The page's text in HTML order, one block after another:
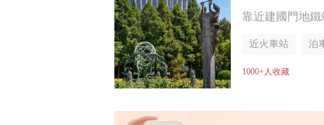
靠近建國門地鐵
近火車站 泊
無煙樓層
1000+人收藏